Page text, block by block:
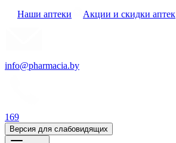
Наши аптеки Акции и скидки аптек
info@pharmacia.by
169
Версия для слабовидящих